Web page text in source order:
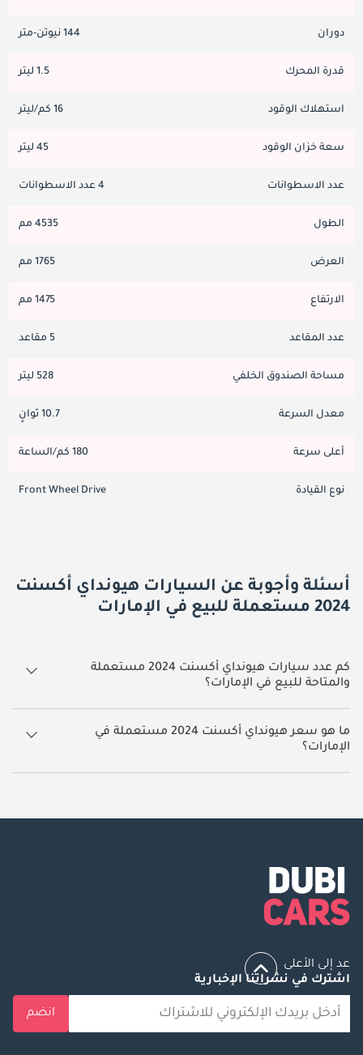
دوران 144 نيوتن-متر
قدرة المحرك 1.5 ليتر
استهلاك الوقود 16 كم/ليتر
سعة خزان الوقود 45 ليتر
عدد الاسطوانات 4 عدد الاسطوانات
الطول 4535 مم
العرض 1765 مم
الارتفاع 1475 مم
عدد المقاعد 5 مقاعد
مساحة الصندوق الخلفي 528 ليتر
معدل السرعة 10.7 ثوانٍ
أعلى سرعة 180 كم/الساعة
نوع القيادة Front Wheel Drive
أسئلة وأجوبة عن السيارات هيونداي أكسنت
2024 مستعملة للبيع في الإمارات
كم عدد سيارات هيونداي أكسنت 2024 مستعملة
والمتاحة للبيع في الإمارات؟
1 سيارة هيونداي أكسنت 2024 مستعملة متوفرة للبيع في الإمارات.
ما هو سعر هيونداي أكسنت 2024 مستعملة في
الإمارات؟
يبدأ سعر سيارة هيونداي أكسنت 2024 مستعملة في الإمارات 42,000.
عد إلى الأعلى
اشترك في نشراتنا الإخبارية
انضم